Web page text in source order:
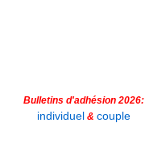
Bulletins d'adhésion 2026:
individuel & couple